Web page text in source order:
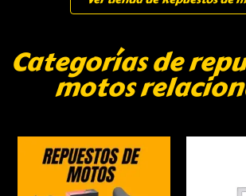
Categorías de
motos